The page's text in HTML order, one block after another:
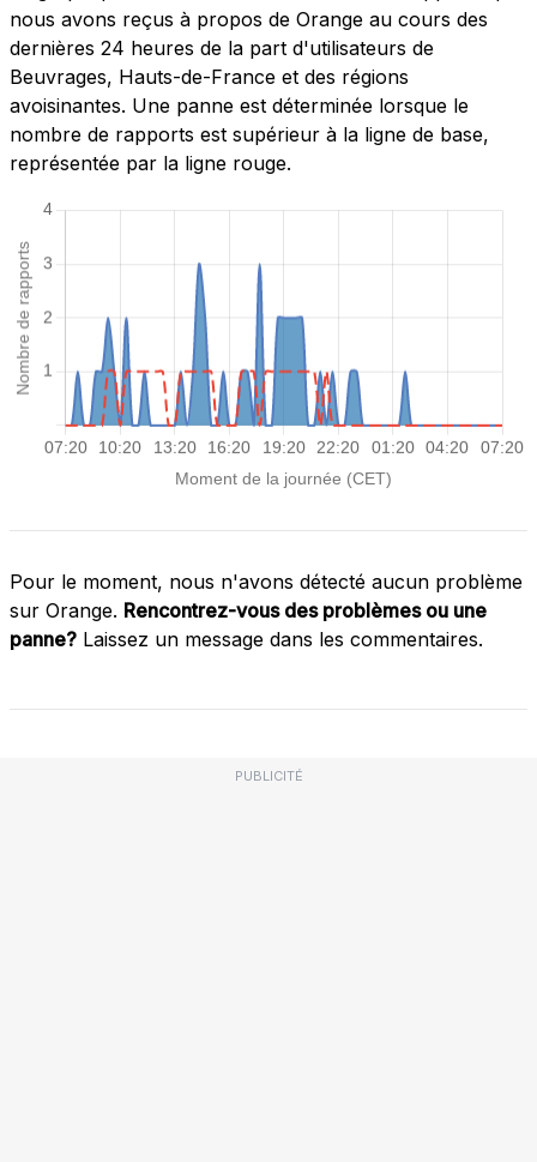
nous avons reçus à propos de Orange au cours des
dernières 24 heures de la part d'utilisateurs de
Beuvrages, Hauts-de-France et des régions
avoisinantes. Une panne est déterminée lorsque le
nombre de rapports est supérieur à la ligne de base,
représentée par la ligne rouge.
Pour le moment, nous n'avons détecté aucun problème
sur Orange. Rencontrez-vous des problèmes ou une
panne? Laissez un message dans les commentaires.
PUBLICITÉ